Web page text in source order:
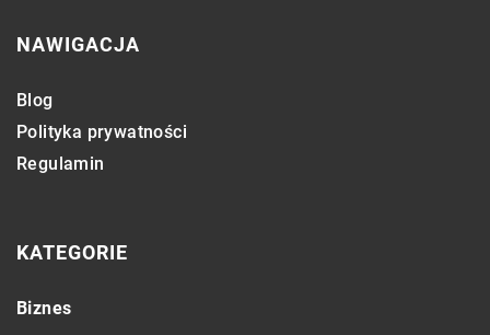
NAWIGACJA
Blog
Polityka prywatności
Regulamin
KATEGORIE
Biznes